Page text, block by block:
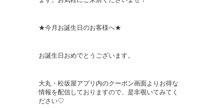
★今月お誕生日のお客様へ★
お誕生日おめでとうございます。
大丸・松坂屋アプリ内のクーポン画面よりお得な
情報を配信しておりますので、是非覗いてみてく
ださい♡